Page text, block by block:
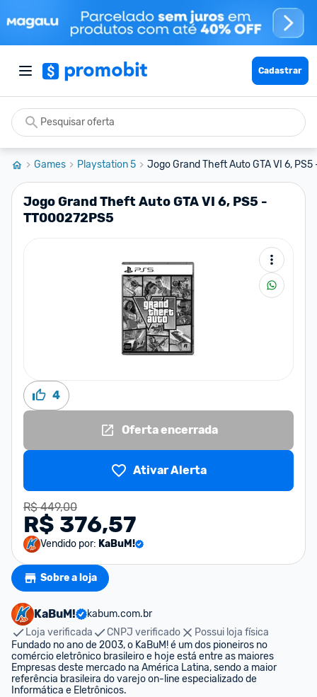
Cadastrar
Games Playstation 5 Jogo Grand Theft Auto GTA VI 6,
Jogo Grand Theft Auto GTA VI 6, PS5 -
TT000272PS5
4
Oferta encerrada
Ativar Alerta
R$ 449,00
R$ 376,57
Vendido por: KaBuM!
Sobre a loja
KaBuM!
kabum.com.br
Loja verificada
CNPJ verificado
Possui loja física
Fundado no ano de 2003, o KaBuM! é um dos pioneiros no
comércio eletrônico brasileiro e hoje está entre as maiores
Empresas deste mercado na América Latina, sendo a maior
referência brasileira do varejo on-line especializado de
Informática e Eletrônicos.